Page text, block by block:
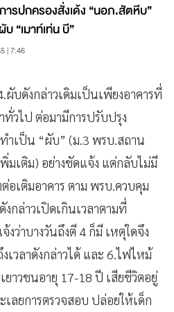
รปกครองสั่งเด้ง “นอภ.สัตหีบ”
“เมาท์เท่น บี”
| 7:46
ผับดังกล่าวเดิมเป็นเพียงอาคารที่
ทั่วไป ต่อมามีการปรับปรุง
ำเป็น “ผับ” (ม.3 พรบ.สถาน
มเติม) อย่างชัดแจ้ง แต่กลับไม่มี
อเติมอาคาร ตาม พรบ.ควบคุม
กล่าวเปิดเกินเวลาตามที่
ว่าบางวันถึงตี 4 ก็มี เหตุใดจึง
เวลาดังกล่าวได้ และ 6.ไฟไหม้
ยาวชนอายุ 17-18 ปี เสียชีวิตอยู่
เลยการตรวจสอบ ปล่อยให้เด็ก